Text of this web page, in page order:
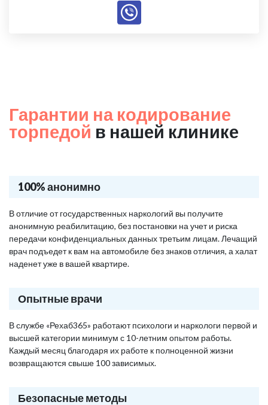
Гарантии на кодирование
торпедой в нашей клинике
100% анонимно
В отличие от государственных наркологий вы получите
анонимную реабилитацию, без постановки на учет и риска
передачи конфиденциальных данных третьим лицам. Лечащий
врач подъедет к вам на автомобиле без знаков отличия, а халат
наденет уже в вашей квартире.
Опытные врачи
В службе «Рехаб365» работают психологи и наркологи первой и
высшей категории минимум с 10-летним опытом работы.
Каждый месяц благодаря их работе к полноценной жизни
возвращаются свыше 100 зависимых.
Безопасные методы